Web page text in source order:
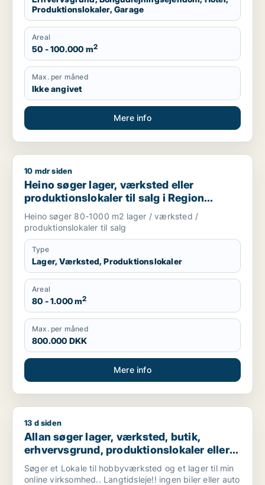
Produktionslokaler, Garage
Areal
50 - 100.000 m2
Max. per måned
Ikke angivet
Mere info
Heino søger lager, værksted eller produktionslokaler til salg
10 mdr siden
Heino søger lager, værksted eller
produktionslokaler til salg i Region
Sjælland
Heino søger 80-1000 m2 lager / værksted /
produktionslokaler til salg
Type
Lager, Værksted, Produktionslokaler
Areal
80 - 1.000 m2
Max. per måned
800.000 DKK
Mere info
Allan søger lager, værksted, butik, erhvervsgrund,
13 d siden
Allan søger lager, værksted, butik,
erhvervsgrund, produktionslokaler eller
garage til leje i Vallensbæk, Ishøj eller
Sorø m.fl.
Søger et Lokale til hobbyværksted og et lager til min
online virksomhed.. Langtidsleje!! ingen biler eller auto